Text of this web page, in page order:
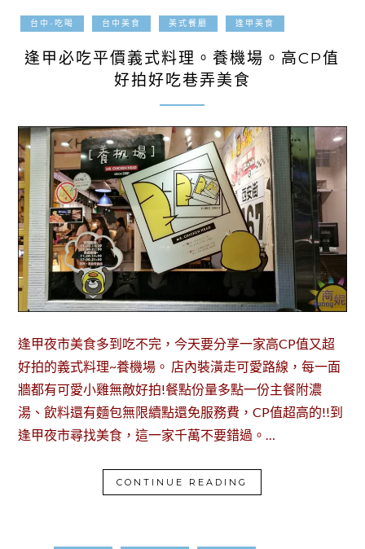
台中-吃喝 台中美食 美式餐廳 逢甲美食
逢甲必吃平價義式料理。養機場。高CP值
好拍好吃巷弄美食
逢甲夜市美食多到吃不完，今天要分享一家高CP值又超
好拍的義式料理~養機場。 店內裝潢走可愛路線，每一面
牆都有可愛小雞無敵好拍!餐點份量多點一份主餐附濃
湯、飲料還有麵包無限續點還免服務費，CP值超高的!!到
逢甲夜市尋找美食，這一家千萬不要錯過。…
CONTINUE READING